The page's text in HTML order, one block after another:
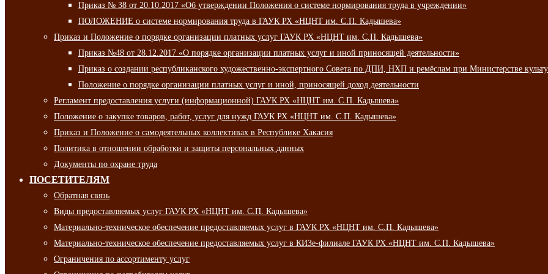
Приказ № 38 от 20.10.2017 «Об утверждении Положения о системе нормирования труда в учреждении»
ПОЛОЖЕНИЕ о системе нормирования труда в ГАУК РХ «НЦНТ им. С.П. Кадышева»
Приказ и Положение о порядке организации платных услуг ГАУК РХ «НЦНТ им. С.П. Кадышева»
Приказ №48 от 28.12.2017 «О порядке организации платных услуг и иной приносящей деятельности»
Приказ о создании республиканского художественно-экспертного Совета по ДПИ, НХП и ремёслам при Министерстве
Положение о порядке организации платных услуг и иной, приносящей доход деятельности
Регламент предоставления услуги (информационной) ГАУК РХ «НЦНТ им. С.П. Кадышева»
Положение о закупке товаров, работ, услуг для нужд ГАУК РХ «НЦНТ им. С.П. Кадышева»
Приказ и Положение о самодеятельных коллективах в Республике Хакасия
Политика в отношении обработки и защиты персональных данных
Документы по охране труда
ПОСЕТИТЕЛЯМ
Обратная связь
Виды предоставляемых услуг ГАУК РХ «НЦНТ им. С.П. Кадышева»
Материально-техническое обеспечение предоставляемых услуг в ГАУК РХ «НЦНТ им. С.П. Кадышева»
Материально-техническое обеспечение предоставляемых услуг в КИЗе-филиале ГАУК РХ «НЦНТ им. С.П. Кадышева»
Ограничения по ассортименту услуг